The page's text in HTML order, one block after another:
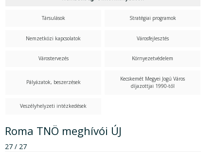
Társulások Stratégiai programok
Nemzetközi kapcsolatok Városfejlesztés
Várostervezés Környezetvédelem
Pályázatok, beszerzések
Kecskemét Megyei Jogú Város
díjazottjai 1990-től
Veszélyhelyzeti intézkedések
Roma TNÖ meghívói ÚJ
27 / 27